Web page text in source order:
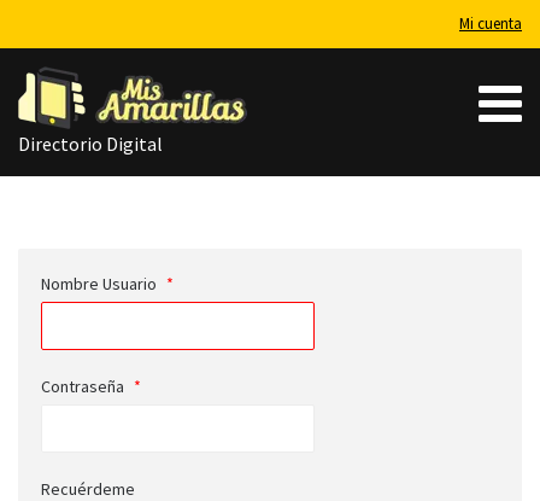
Mi cuenta
Directorio Digital
Nombre Usuario *
Contraseña *
Recuérdeme